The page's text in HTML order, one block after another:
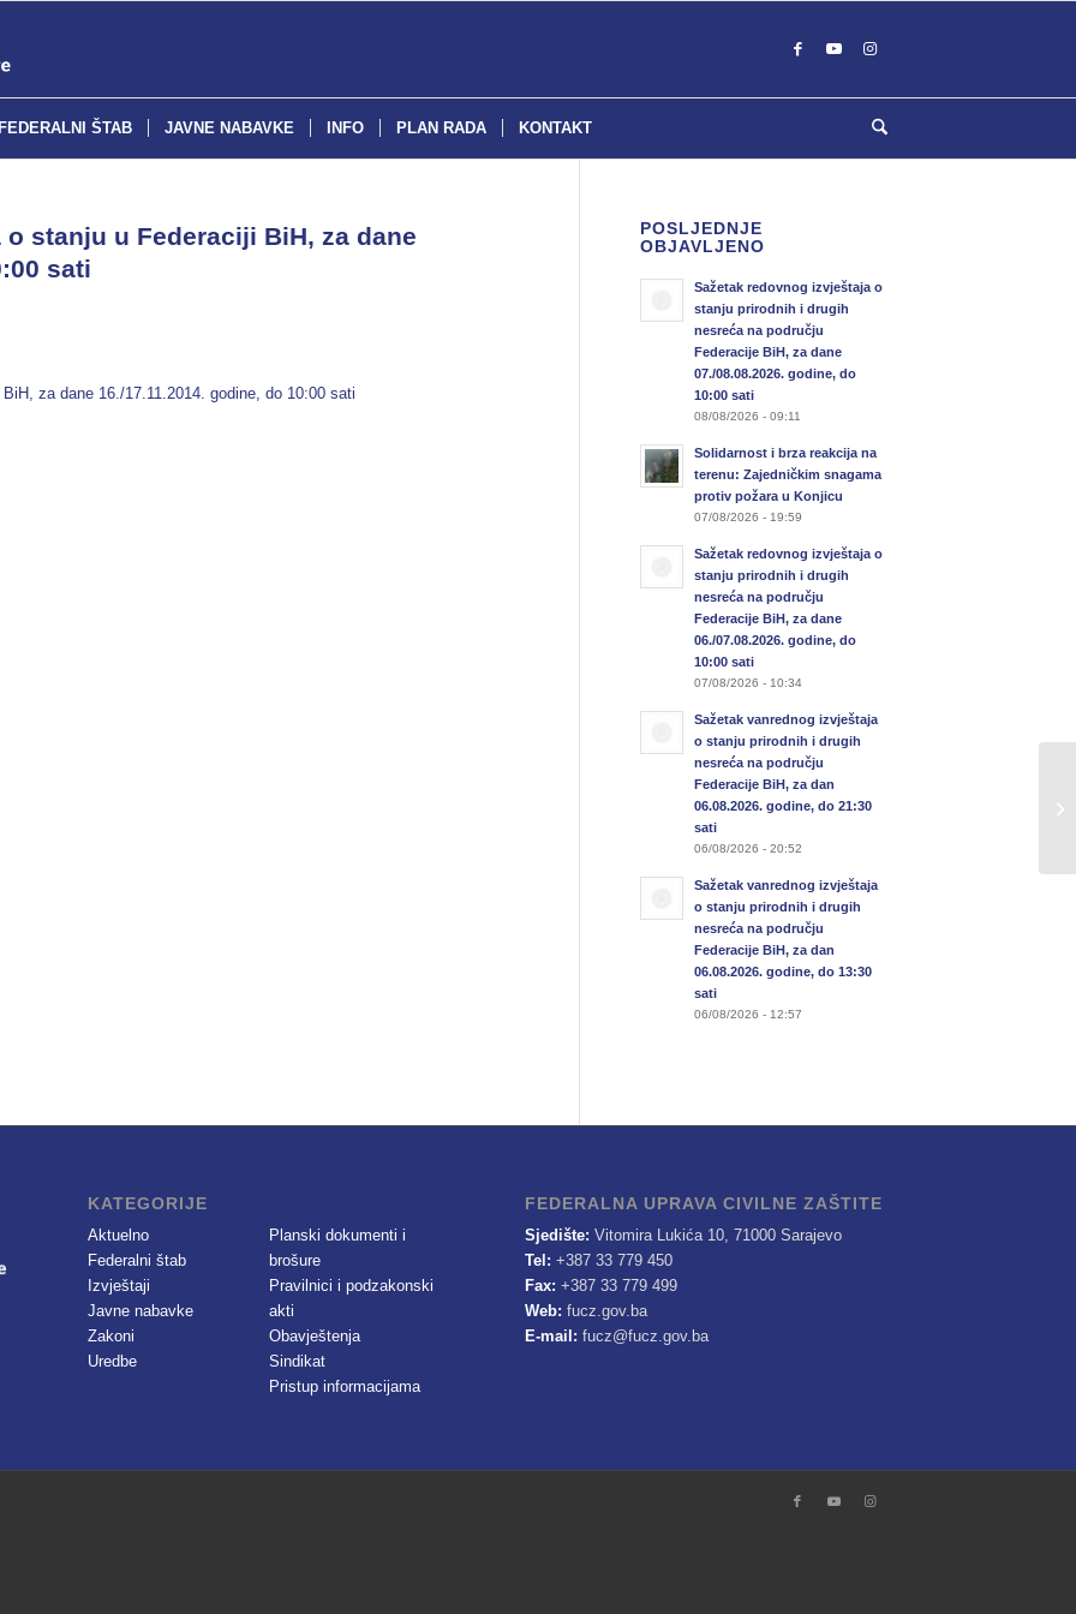
FEDERALNI ŠTAB JAVNE NABAVKE INFO PLAN RADA KONTAKT
stanju u Federaciji BiH, za dane
sati
za dane 16./17.11.2014. godine, do 10:00 sati
POSLJEDNJE
OBJAVLJENO
Sažetak redovnog izvještaja o
stanju prirodnih i drugih
nesreća na području
Federacije BiH, za dane
07./08.08.2026. godine, do
10:00 sati
08/08/2026 - 09:11
Solidarnost i brza reakcija na
terenu: Zajedničkim snagama
protiv požara u Konjicu
07/08/2026 - 19:59
Sažetak redovnog izvještaja o
stanju prirodnih i drugih
nesreća na području
Federacije BiH, za dane
06./07.08.2026. godine, do
10:00 sati
07/08/2026 - 10:34
Sažetak vanrednog izvještaja
o stanju prirodnih i drugih
nesreća na području
Federacije BiH, za dan
06.08.2026. godine, do 21:30
sati
06/08/2026 - 20:52
Sažetak vanrednog izvještaja
o stanju prirodnih i drugih
nesreća na području
Federacije BiH, za dan
06.08.2026. godine, do 13:30
sati
06/08/2026 - 12:57
KATEGORIJE
Aktuelno
Federalni štab
Izvještaji
Javne nabavke
Zakoni
Uredbe
Planski dokumenti i
brošure
Pravilnici i podzakonski
akti
Obavještenja
Sindikat
Pristup informacijama
FEDERALNA UPRAVA CIVILNE ZAŠTITE
Sjedište: Vitomira Lukića 10, 71000 Sarajevo
Tel: +387 33 779 450
Fax: +387 33 779 499
Web: fucz.gov.ba
E-mail: fucz@fucz.gov.ba
u